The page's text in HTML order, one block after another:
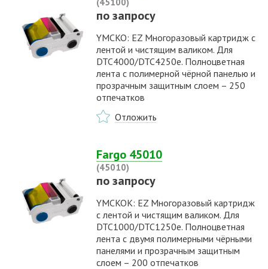
по запросу
YMCKO: EZ Многоразовый картридж с
лентой и чистящим валиком. Для
DTC4000/DTC4250e. Полноцветная
лента с полимерной чёрной панелью и
прозрачным защитным слоем – 250
отпечатков
Отложить
Fargo 45010
(45010)
по запросу
YMCKOK: EZ Многоразовый картридж
с лентой и чистящим валиком. Для
DTC1000/DTC1250e. Полноцветная
лента с двумя полимерными чёрными
панелями и прозрачным защитным
слоем – 200 отпечатков